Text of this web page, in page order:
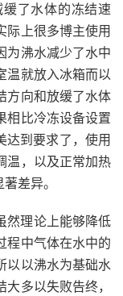
了水体的冻结速
际上很多博主使用
为沸水减少了水中
温就放入冰箱而以
方向和放缓了水体
相比冷冻设备设置
到要求了，使用
温，以及正常加热
差异。
然理论上能够降低
程中气体在水中的
以以沸水为基础水
多以失败告终，